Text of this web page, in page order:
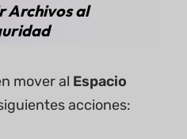
Archivos al
mover al Espacio
acciones: